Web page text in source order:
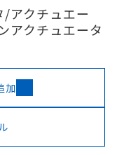
/アクチュエー
アクチュエータ
加